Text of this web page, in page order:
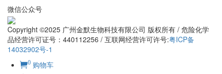
微信公众号
Copyright ©2025 广州金默生物科技有限公司 版权所有 / 危险化学
品经营许可证号：440112256 / 互联网经营许可许号:粤ICP备
14032902号-1
0 购物车